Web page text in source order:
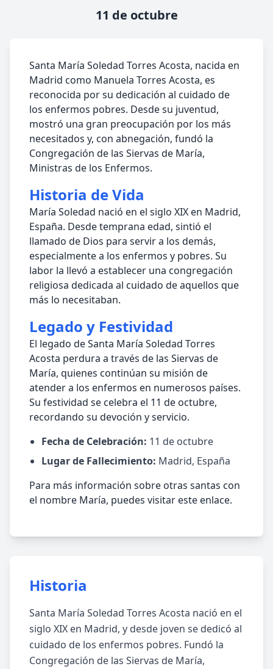
11 de octubre
Santa María Soledad Torres Acosta, nacida en
Madrid como Manuela Torres Acosta, es
reconocida por su dedicación al cuidado de
los enfermos pobres. Desde su juventud,
mostró una gran preocupación por los más
necesitados y, con abnegación, fundó la
Congregación de las Siervas de María,
Ministras de los Enfermos.
Historia de Vida
María Soledad nació en el siglo XIX en Madrid,
España. Desde temprana edad, sintió el
llamado de Dios para servir a los demás,
especialmente a los enfermos y pobres. Su
labor la llevó a establecer una congregación
religiosa dedicada al cuidado de aquellos que
más lo necesitaban.
Legado y Festividad
El legado de Santa María Soledad Torres
Acosta perdura a través de las Siervas de
María, quienes continúan su misión de
atender a los enfermos en numerosos países.
Su festividad se celebra el 11 de octubre,
recordando su devoción y servicio.
Fecha de Celebración: 11 de octubre
Lugar de Fallecimiento: Madrid, España
Para más información sobre otras santas con
el nombre María, puedes visitar este enlace.
Historia
Santa María Soledad Torres Acosta nació en el
siglo XIX en Madrid, y desde joven se dedicó al
cuidado de los enfermos pobres. Fundó la
Congregación de las Siervas de María,